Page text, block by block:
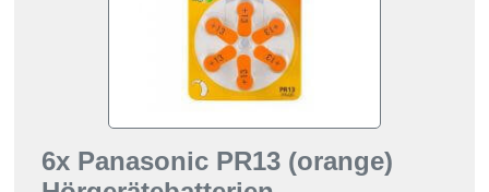
6x Panasonic PR13 (orange)